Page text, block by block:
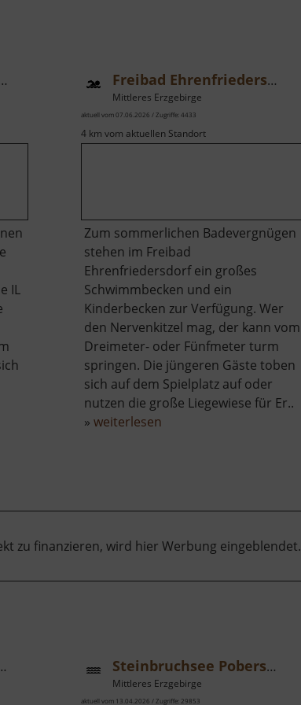
IL
Freibad Ehrenfriedersdorf
Mittleres Erzgebirge
aktuell vom 07.06.2026 / Zugriffe: 4433
4 km vom aktuellen Standort
Zum sommerlichen Badevergnügen
stehen im Freibad
Ehrenfriedersdorf ein großes
Schwimmbecken und ein
Kinderbecken zur Verfügung. Wer
den Nervenkitzel mag, der kann vom
Dreimeter- oder Fünfmeter turm
springen. Die jüngeren Gäste toben
sich auf dem Spielplatz auf oder
nutzen die große Liegewiese für Er..
»weiterlesen
zu finanzieren, wird hier Werbung eingeblendet.
Sammlungen Steinbruchsee Pobershau
Mittleres Erzgebirge
aktuell vom 13.04.2026 / Zugriffe: 29853